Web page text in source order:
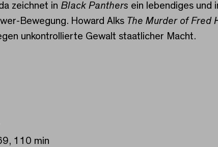
zeichnet in Black Panthers ein lebendiges und
Bewegung. Howard Alks The Murder of Fred
unkontrollierte Gewalt staatlicher Macht.
110 min